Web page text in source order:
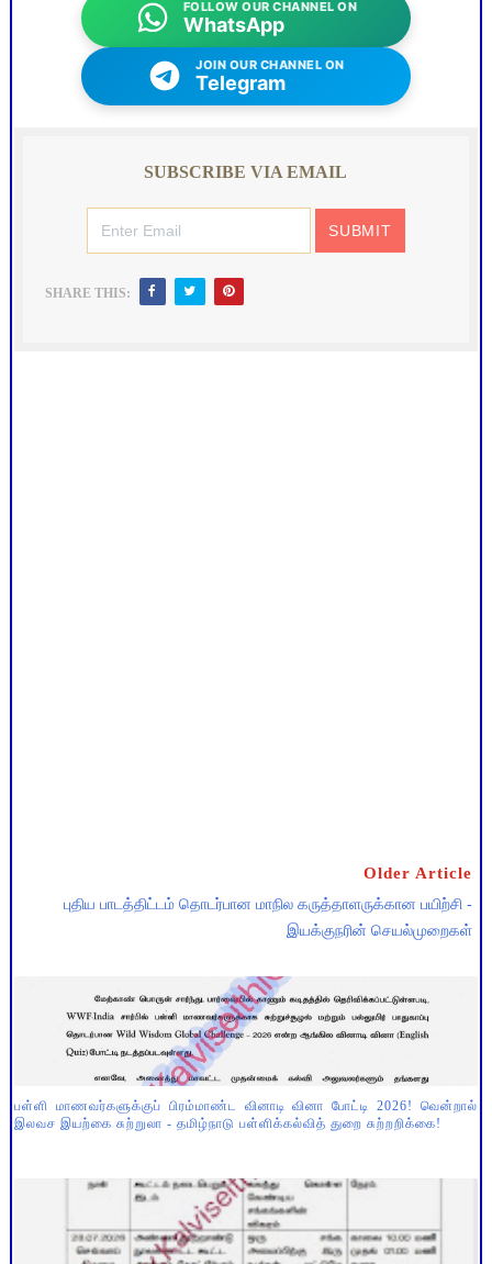
FOLLOW OUR CHANNEL ON
WhatsApp
JOIN OUR CHANNEL ON
Telegram
SUBSCRIBE VIA EMAIL
SHARE THIS:
Older Article
புதிய பாடத்திட்டம் தொடர்பான மாநில கருத்தாளருக்கான பயிற்சி -
இயக்குநரின் செயல்முறைகள்
பள்ளி மாணவர்களுக்குப் பிரம்மாண்ட வினாடி வினா போட்டி 2026! வென்றால்
இலவச இயற்கை சுற்றுலா - தமிழ்நாடு பள்ளிக்கல்வித் துறை சுற்றறிக்கை!